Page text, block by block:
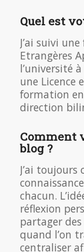
Quel est
J’ai suivi
Etrangères
l’université
une Licence
formation
direction
Comment
blog ?
J’ai toujours
chacun.
réflexion
partager
quand l’on
centraliser